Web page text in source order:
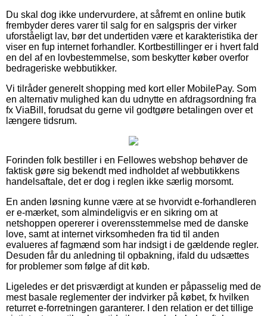
Du skal dog ikke undervurdere, at såfremt en online butik
frembyder deres varer til salg for en salgspris der virker
uforståeligt lav, bør det undertiden være et karakteristika der
viser en fup internet forhandler. Kortbestillinger er i hvert fald
en del af en lovbestemmelse, som beskytter køber overfor
bedrageriske webbutikker.
Vi tilråder generelt shopping med kort eller MobilePay. Som
en alternativ mulighed kan du udnytte en afdragsordning fra
fx ViaBill, forudsat du gerne vil godtgøre betalingen over et
længere tidsrum.
Forinden folk bestiller i en Fellowes webshop behøver de
faktisk gøre sig bekendt med indholdet af webbutikkens
handelsaftale, det er dog i reglen ikke særlig morsomt.
En anden løsning kunne være at se hvorvidt e-forhandleren
er e-mærket, som almindeligvis er en sikring om at
netshoppen opererer i overensstemmelse med de danske
love, samt at internet virksomheden fra tid til anden
evalueres af fagmænd som har indsigt i de gældende regler.
Desuden får du anledning til opbakning, ifald du udsættes
for problemer som følge af dit køb.
Ligeledes er det prisværdigt at kunden er påpasselig med de
mest basale reglementer der indvirker på købet, fx hvilken
returret e-forretningen garanterer. I den relation er det tillige